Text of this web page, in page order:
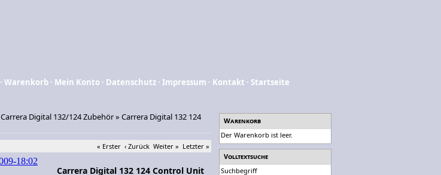
· Warenkorb· Mein Konto · Datenschutz· Impressum · Kontakt · Startseite
Carrera Digital 132/124 Zubehör» Carrera Digital 132 124
« Erster ‹ Zurück Weiter » Letzter »
Carrera Digital 132 124 Control Unit
Warenkorb
Der Warenkorb ist leer.
Volltextsuche
Suchbegriff